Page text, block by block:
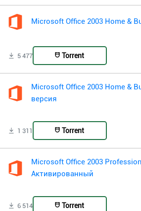
Microsoft Office 2003 Home &
5 477 Torrent
Microsoft Office 2003 Home &
версия
1 311 Torrent
Microsoft Office 2003
Активированный
6 514 Torrent